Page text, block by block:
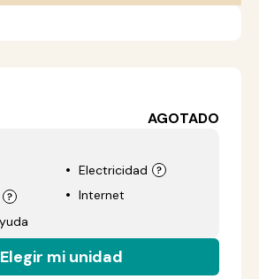
AGOTADO
Electricidad
Internet
Elegir mi unidad